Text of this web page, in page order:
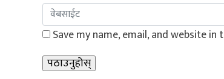
Save my name, email, and website